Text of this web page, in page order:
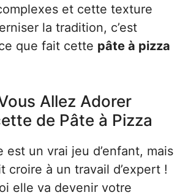
et cette texture
la tradition, c’est
que fait cette pâte à pizza
Allez Adorer
de Pâte à Pizza
un vrai jeu d’enfant, mais
croire à un travail d’expert !
elle va devenir votre